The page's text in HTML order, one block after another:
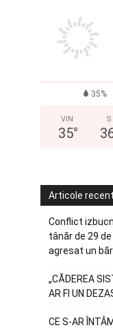
35%
VIN
35°
S
Articole
Conflict
tânăr de 29
agresat un
„CĂDEREA
AR FI UN
CE S-AR